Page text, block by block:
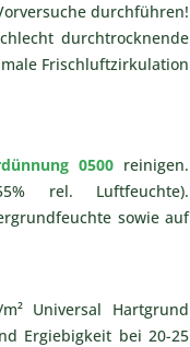
durchführen!
durchtrocknende
Frischluftzirkulation
0500 reinigen.
rel. Luftfeuchte).
sowie auf
Universal Hartgrund
Ergiebigkeit bei 20-25